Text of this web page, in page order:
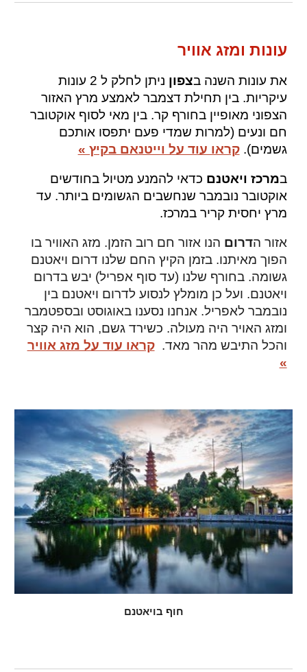
עונות ומזג אוויר
את עונות השנה בצפון
ניתן לחלק ל 2 עונות
עיקריות. בין תחילת דצמבר לאמצע מרץ האזור
הצפוני מאופיין בחורף קר. בין מאי לסוף אוקטובר
חם ונעים (למרות שמדי פעם יתפסו אותכם
גשמים).קראו עוד על וייטנאם בקיץ »
במרכז ויאטנם כדאי להמנע מטיול בחודשים
אוקטובר נובמבר שנחשבים הגשומים ביותר. עד
מרץ יחסית קריר במרכז.
אזור הדרום הנו אזור חם רוב הזמן. מזג האוויר בו
הפוך מאיתנו. בזמן הקיץ החם שלנו דרום ויאטנם
גשומה. בחורף שלנו (עד סוף אפריל) יבש בדרום
ויאטנם. ועל כן מומלץ לנסוע לדרום ויאטנם בין
נובמבר לאפריל. אנחנו נסענו באוגוסט ובספטמבר
ומזג האויר היה מעולה. כשירד גשם, הוא היה קצר
והכל התיבש מהר מאד.קראו עוד על מזג אוויר
»
חוף בויאטנם